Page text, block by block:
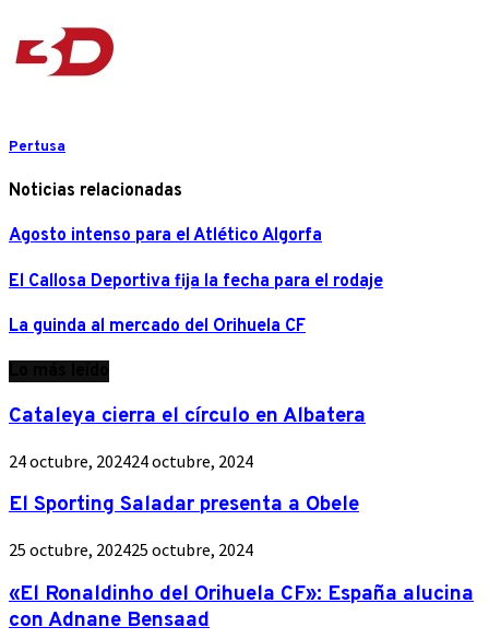
Pertusa
Noticias relacionadas
Agosto intenso para el Atlético Algorfa
El Callosa Deportiva fija la fecha para el rodaje
La guinda al mercado del Orihuela CF
Cataleya cierra el círculo en Albatera
24 octubre, 202424 octubre, 2024
El Sporting Saladar presenta a Obele
25 octubre, 202425 octubre, 2024
«El Ronaldinho del Orihuela CF»: España alucina
con Adnane Bensaad